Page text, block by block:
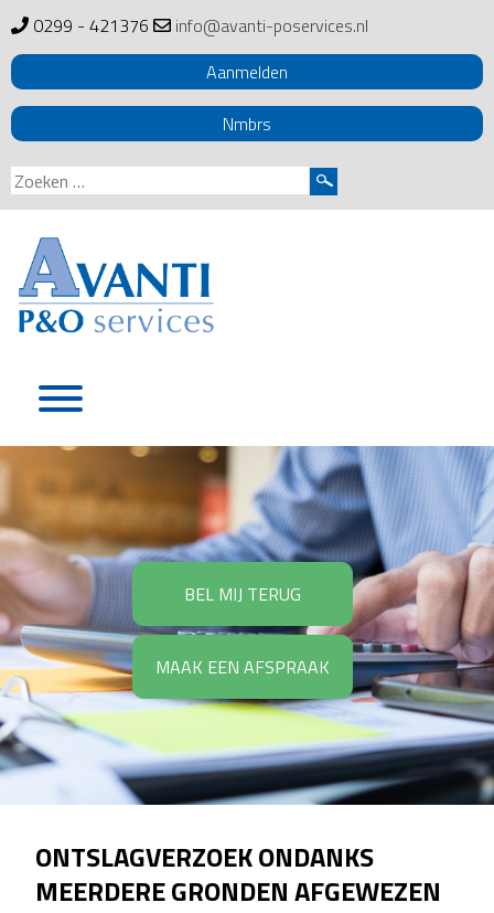
0299 - 421376
info@avanti-poservices.nl
Aanmelden
Nmbrs
Zoeken
naar:
BEL MIJ TERUG
MAAK EEN AFSPRAAK
ONTSLAGVERZOEK ONDANKS
MEERDERE GRONDEN AFGEWEZEN